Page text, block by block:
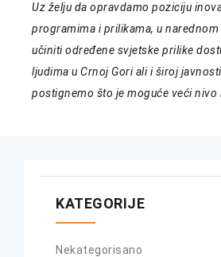
Uz želju da opravdamo poziciju
programima i prilikama, u
učiniti određene svjetske prilike
ljudima u Crnoj Gori ali i široj
postignemo što je moguće veći nivo
KATEGORIJE
Nekategorisano